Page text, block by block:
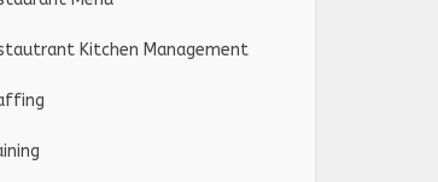
Kitchen Management